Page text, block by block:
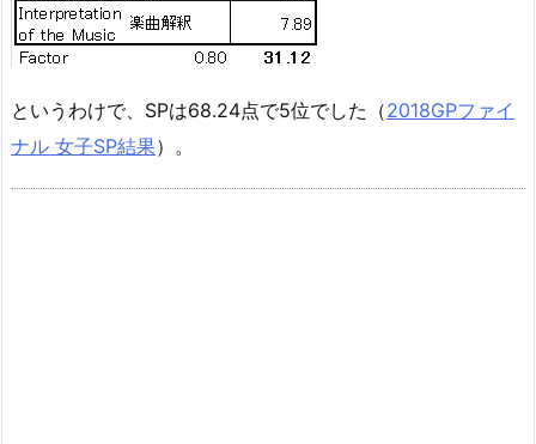
というわけで、SPは68.24点で5位でした（2018GPファイ
ナル 女子SP結果）。